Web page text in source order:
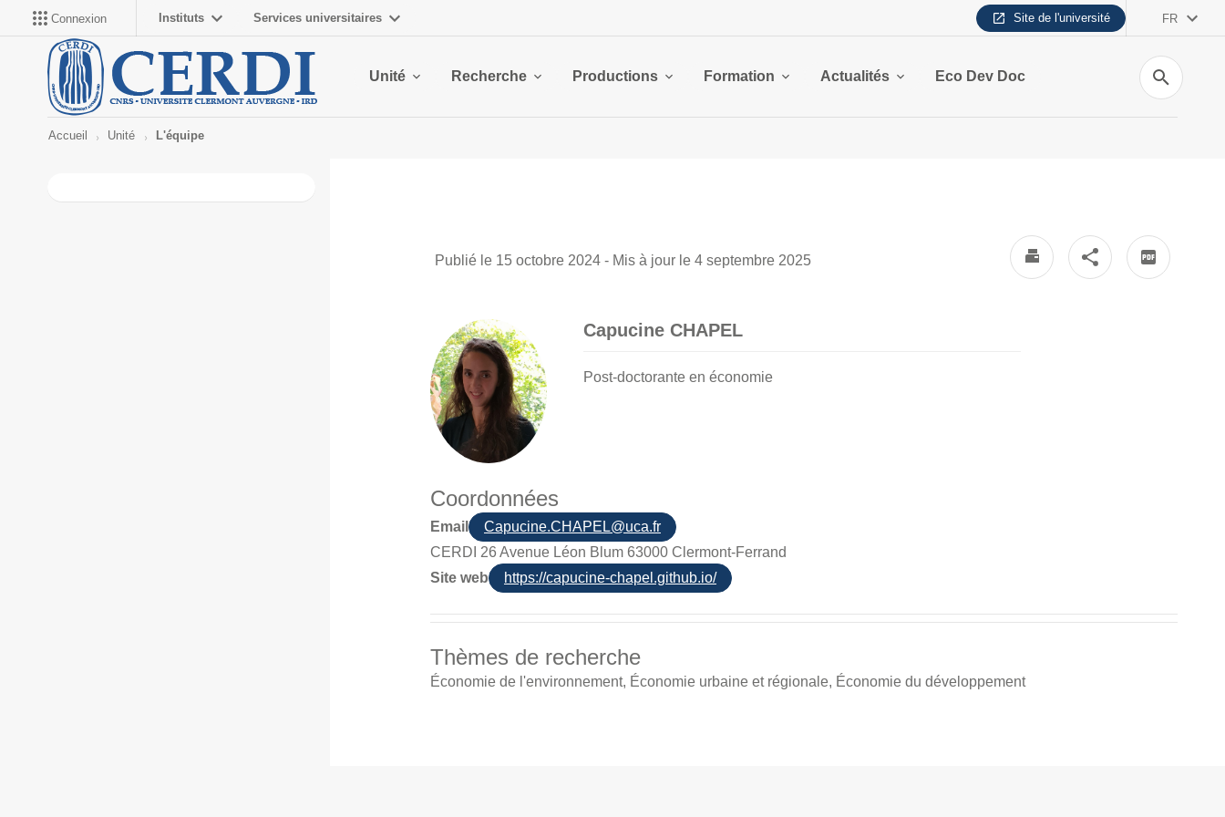
Connexion Instituts Services universitaires Site de l'université FR
Unité Recherche Productions Formation Actualités Eco Dev Doc
Recherche
Accueil Unité L'équipe
Publié le 15 octobre 2024 - Mis à jour le 4 septembre 2025
Capucine CHAPEL
Post-doctorante en économie
Coordonnées
Email
Capucine.CHAPEL@uca.fr
CERDI 26 Avenue Léon Blum 63000 Clermont-Ferrand
Site web
https://capucine-chapel.github.io/
Thèmes de recherche
Économie de l'environnement, Économie urbaine et régionale, Économie du développement